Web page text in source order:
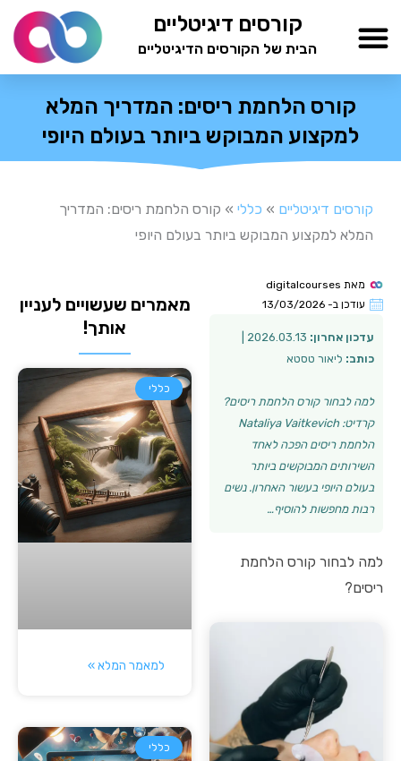
לתוכן
קורסים דיגיטליים
הבית של הקורסים הדיגיטליים
קורס הלחמת ריסים: המדריך המלא
למקצוע המבוקש ביותר בעולם היופי
קורסים דיגיטליים » כללי » קורס הלחמת ריסים: המדריך
המלא למקצוע המבוקש ביותר בעולם היופי
מאת
עודכן ב- 13/03/2026
עדכון אחרון:
כותב: ליאור טסטא
למה לבחור קורס הלחמת ריסים?
קרדיט: Nataliya Vaitkevich
הלחמת ריסים הפכה לאחד
השירותים המבוקשים ביותר
בעולם היופי בעשור האחרון. נשים
רבות מחפשות להוסיף…
למה לבחור קורס הלחמת
ריסים?
מאמרים שעשויים לעניין
אותך!
כללי
למאמר המלא »
כללי